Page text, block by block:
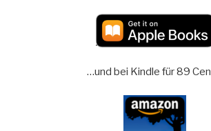
…und bei Kindle für 89